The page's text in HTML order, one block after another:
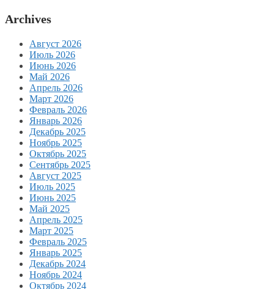
Archives
Август 2026
Июль 2026
Июнь 2026
Май 2026
Апрель 2026
Март 2026
Февраль 2026
Январь 2026
Декабрь 2025
Ноябрь 2025
Октябрь 2025
Сентябрь 2025
Август 2025
Июль 2025
Июнь 2025
Май 2025
Апрель 2025
Март 2025
Февраль 2025
Январь 2025
Декабрь 2024
Ноябрь 2024
Октябрь 2024